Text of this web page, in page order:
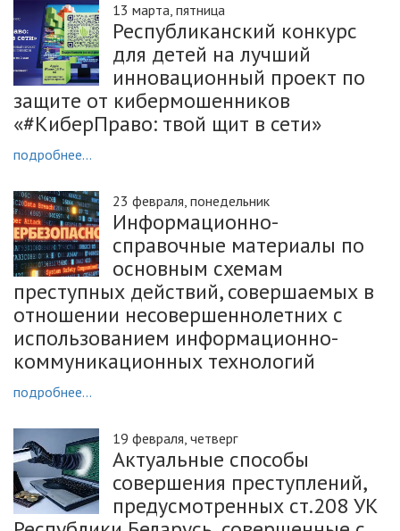
13 марта, пятница
Республиканский конкурс
для детей на лучший
инновационный проект по
защите от кибермошенников
«#КиберПраво: твой щит в сети»
подробнее...
23 февраля, понедельник
Информационно-
справочные материалы по
основным схемам
преступных действий, совершаемых в
отношении несовершеннолетних с
использованием информационно-
коммуникационных технологий
подробнее...
19 февраля, четверг
Актуальные способы
совершения преступлений,
предусмотренных ст.208 УК